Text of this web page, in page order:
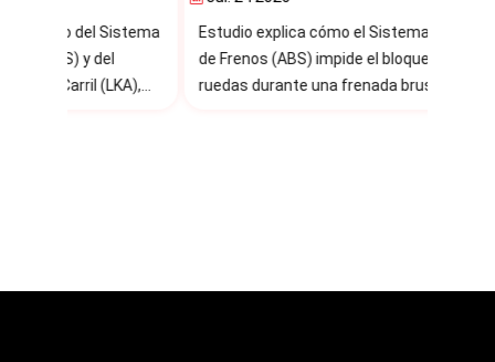
Estudio explica cómo el Sistema Antibloqueo
de Frenos (ABS) impide el bloqueo de las
ruedas durante una frenada brusca o de